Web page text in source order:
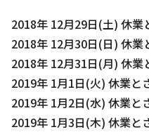
2018年 12月29日(土) 休業
2018年 12月30日(日) 休業
2018年 12月31日(月) 休業
2019年 1月1日(火) 休業と
2019年 1月2日(水) 休業と
2019年 1月3日(木) 休業と